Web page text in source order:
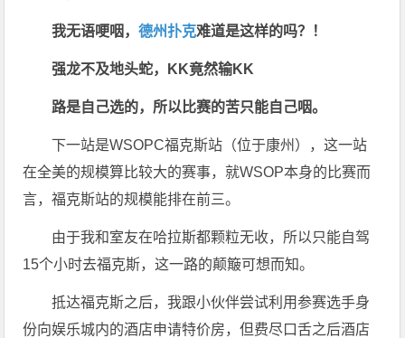
我无语哽咽，德州扑克难道是这样的吗？！
强龙不及地头蛇，KK竟然输KK
路是自己选的，所以比赛的苦只能自己咽。
下一站是WSOPC福克斯站（位于康州），这一站
在全美的规模算比较大的赛事，就WSOP本身的比赛而
言，福克斯站的规模能排在前三。
由于我和室友在哈拉斯都颗粒无收，所以只能自驾
15个小时去福克斯，这一路的颠簸可想而知。
抵达福克斯之后，我跟小伙伴尝试利用参赛选手身
份向娱乐城内的酒店申请特价房，但费尽口舌之后酒店